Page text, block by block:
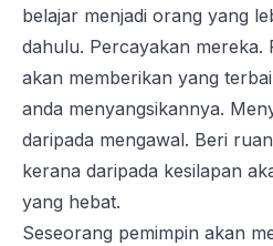
belajar menjadi orang yang
dahulu. Percayakan mereka.
akan memberikan yang
anda menyangsikannya.
daripada mengawal. Beri
kerana daripada kesilapan
yang hebat.
Seseorang pemimpin akan